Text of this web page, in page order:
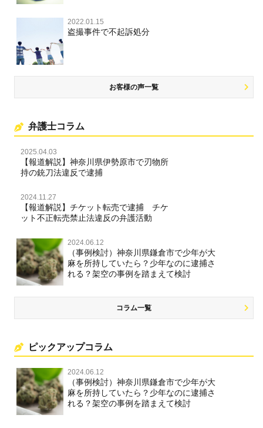
住居侵入等
名誉棄損・侮辱
2022.01.15
盗撮事件で不起訴処分
お客様の声一覧
弁護士コラム
2025.04.03
【報道解説】神奈川県伊勢原市で刃物所
持の銃刀法違反で逮捕
2024.11.27
【報道解説】チケット転売で逮捕 チケ
ット不正転売禁止法違反の弁護活動
2024.06.12
（事例検討）神奈川県鎌倉市で少年が大
麻を所持していたら？少年なのに逮捕さ
れる？架空の事例を踏まえて検討
コラム一覧
ピックアップコラム
2024.06.12
（事例検討）神奈川県鎌倉市で少年が大
麻を所持していたら？少年なのに逮捕さ
れる？架空の事例を踏まえて検討